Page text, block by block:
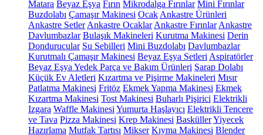
Matara Beyaz Eşya Fırın Mikrodalga Fırınlar Mini Fırınlar
Buzdolabı Çamaşır Makinesi Ocak Ankastre Ürünleri
Ankastre Setler Ankastre Ocaklar Ankastre Fırınlar Ankastre
Davlumbazlar Bulaşık Makineleri Kurutma Makinesi Derin
Dondurucular Su Sebilleri Mini Buzdolabı Davlumbazlar
Kurutmalı Çamaşır Makinesi Beyaz Eşya Setleri Aspiratörler
Beyaz Eşya Yedek Parça ve Bakım Ürünleri Şarap Dolabı
Küçük Ev Aletleri Kızartma ve Pişirme Makineleri Mısır
Patlatma Makinesi Fritöz Ekmek Yapma Makinesi Ekmek
Kızartma Makinesi Tost Makinesi Buharlı Pişirici Elektrikli
Izgara Waffle Makinesi Yumurta Haşlayıcı Elektrikli Tencere
ve Tava Pizza Makinesi Krep Makinesi BasküllerYiyecek
Hazırlama Mutfak Tartısı Mikser Kıyma Makinesi Blender